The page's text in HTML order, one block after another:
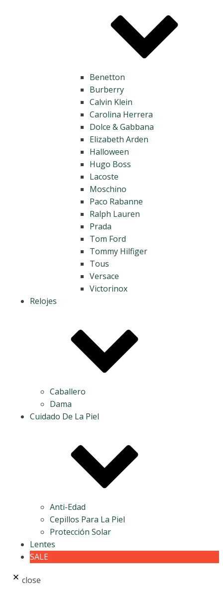
Benetton
Burberry
Calvin Klein
Carolina Herrera
Dolce & Gabbana
Elizabeth Arden
Halloween
Hugo Boss
Lacoste
Moschino
Paco Rabanne
Ralph Lauren
Prada
Tom Ford
Tommy Hilfiger
Tous
Versace
Victorinox
Relojes
Caballero
Dama
Cuidado De La Piel
Anti-Edad
Cepillos Para La Piel
Protección Solar
Lentes
SALE
close